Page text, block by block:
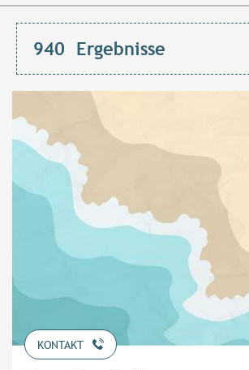
940 Ergebnisse
KONTAKT